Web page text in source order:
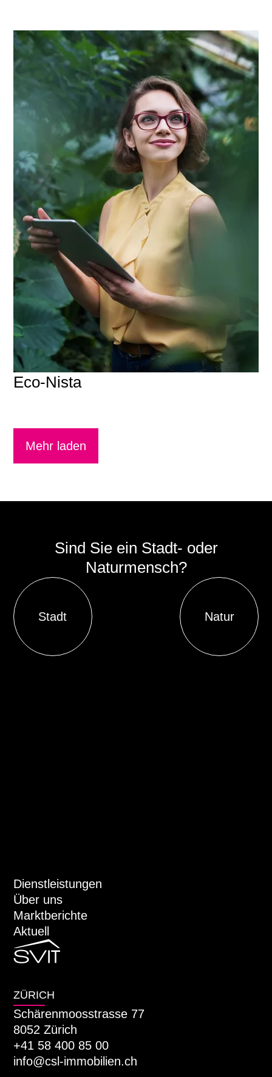
Eco-Nista
Mehr laden
Sind Sie ein Stadt- oder
Naturmensch?
Stadt Natur
Dienstleistungen
Über uns
Marktberichte
Aktuell
ZÜRICH
Schärenmoosstrasse 77
8052 Zürich
+41 58 400 85 00
info@csl-immobilien.ch